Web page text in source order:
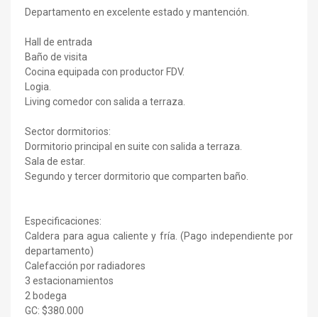
Departamento en excelente estado y mantención.
Hall de entrada
Baño de visita
Cocina equipada con productor FDV.
Logia.
Living comedor con salida a terraza.
Sector dormitorios:
Dormitorio principal en suite con salida a terraza.
Sala de estar.
Segundo y tercer dormitorio que comparten baño.
Especificaciones:
Caldera para agua caliente y fría. (Pago independiente por
departamento)
Calefacción por radiadores
3 estacionamientos
2 bodega
GC: $380.000